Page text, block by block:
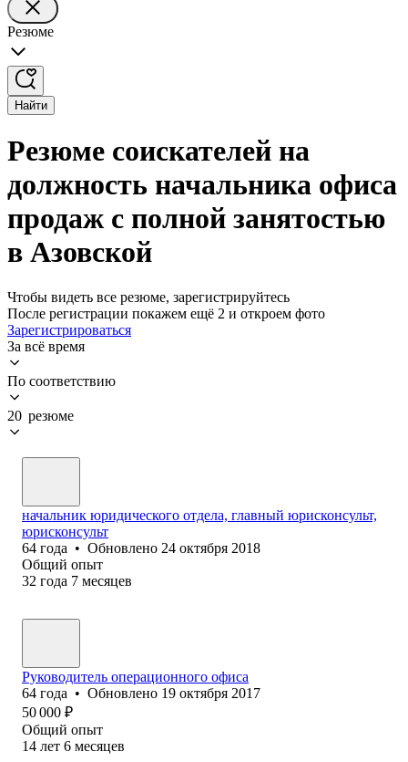
Резюме
Найти
Резюме соискателей на
должность начальника офиса
продаж с полной занятостью
в Азовской
Чтобы видеть все резюме, зарегистрируйтесь
После регистрации покажем ещё 2 и откроем фото
Зарегистрироваться
За всё время
По соответствию
20 резюме
начальник юридического отдела, главный юрисконсульт,
юрисконсульт
64 года • Обновлено 24 октября 2018
Общий опыт
32 года 7 месяцев
Руководитель операционного офиса
64 года • Обновлено 19 октября 2017
50 000 ₽
Общий опыт
14 лет 6 месяцев